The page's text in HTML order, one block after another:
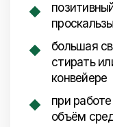
большая
стирать
конвейере
при
объём